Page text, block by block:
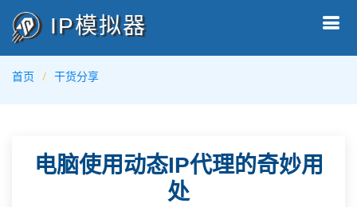
IP模拟器
首页 干货分享
电脑使用动态IP代理的奇妙用
处